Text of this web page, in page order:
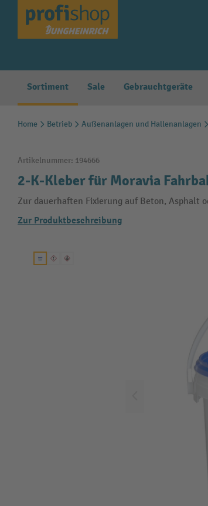
Zur Hauptnavigation springen
Sortiment Sale Gebrauchtgeräte
Home Betrieb Außenanlagen und Hallenanlagen
Artikelnummer: 194666
2-K-Kleber für Moravia
Zur dauerhaften Fixierung auf Beton, Asphalt
Zur Produktbeschreibung